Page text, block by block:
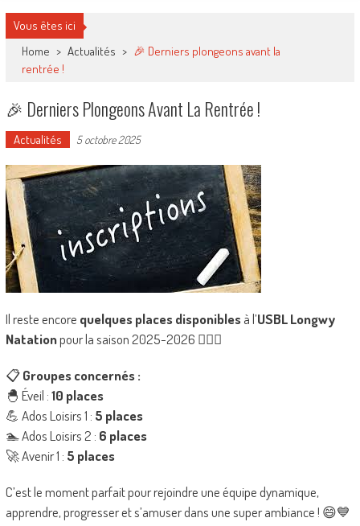
Vous êtes ici
Home > Actualités > 🎉 Derniers plongeons avant la
rentrée !
🎉 Derniers Plongeons Avant La Rentrée !
Actualités 5 octobre 2025
Il reste encore quelques places disponiblesà l’USBL Longwy
Natationpour la saison 2025-2026 🏊‍♂️💦
📋Groupes concernés :
🐣 Éveil :10 places
💪 Ados Loisirs 1 : 5 places
🏊 Ados Loisirs 2 : 6 places
🚀 Avenir 1 : 5 places
C’est le moment parfait pour rejoindre une équipe dynamique,
apprendre, progresser et s’amuser dans une super ambiance ! 😄💙